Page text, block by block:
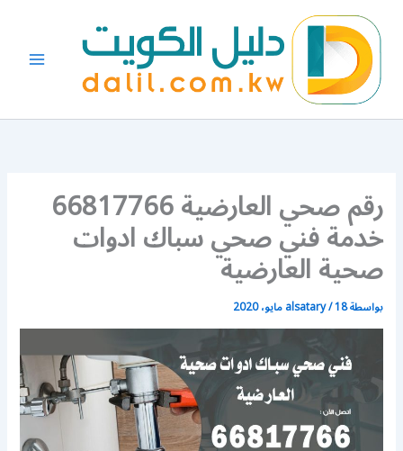
المحتوى
رقم صحي العارضية 66817766
خدمة فني صحي سباك ادوات
صحية العارضية
بواسطة alsatary/18 مايو، 2020